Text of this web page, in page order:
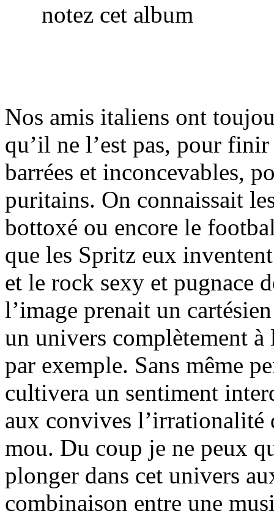
notez cet album
Nos amis italiens ont
qu’il ne l’est pas, pour
barrées et inconcevables,
puritains. On connaissait
bottoxé ou encore le
que les Spritz eux
et le rock sexy et pugnace
l’image prenait un
un univers complètement à
par exemple. Sans même
cultivera un sentiment
aux convives l’irrationalité
mou. Du coup je ne peux
plonger dans cet univers
combinaison entre une